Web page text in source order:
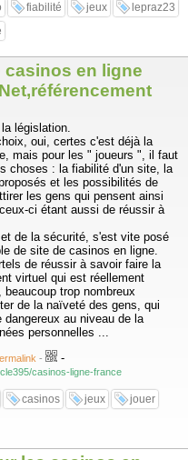
fiabilité jeux
lepraz23
casinos en ligne
législation.
oui, certes c'est déjà la
mais pour les " joueurs ", il faut
choses : la fiabilité d'un site, la
et les possibilités de
les gens qui pensent ainsi
ci étant aussi de réussir à
de la sécurité, s'est vite posé
de site de casinos en ligne.
de réussir à savoir faire la
virtuel qui est réellement
trop nombreux
de la naïveté des gens, qui
au niveau de la
personnelles ...
- -
casinos-ligne-france
casinos jeux
jouer